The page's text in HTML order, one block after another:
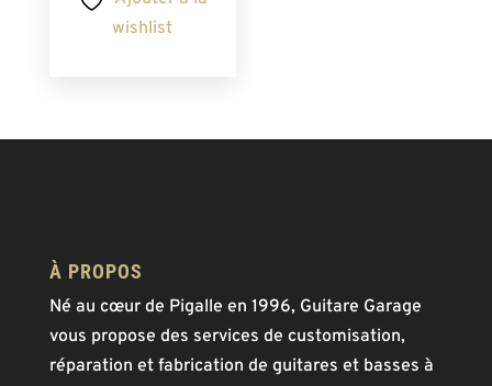
wishlist
À PROPOS
Né au cœur de Pigalle en 1996, Guitare Garage
vous propose des services de customisation,
réparation et fabrication de guitares et basses à